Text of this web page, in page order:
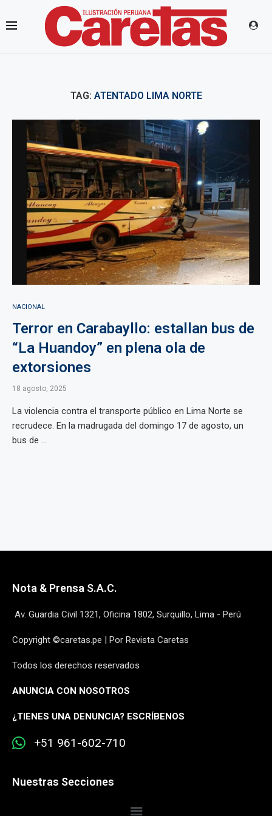
TAG: ATENTADO LIMA NORTE
NACIONAL
Terror en Carabayllo: estallan bus de
“La Huandoy” en plena ola de
extorsiones
18 agosto, 2025
La violencia contra el transporte público en Lima Norte se
recrudece. En la madrugada del domingo 17 de agosto, un
bus de ...
Nota & Prensa S.A.C.
Av. Guardia Civil 1321, Oficina 1802, Surquillo, Lima - Perú
Copyright ©caretas.pe | Por Revista Caretas
Todos los derechos reservados
ANUNCIA CON NOSOTROS
¿TIENES UNA DENUNCIA? ESCRÍBENOS
+51 961-602-710
Nuestras Secciones